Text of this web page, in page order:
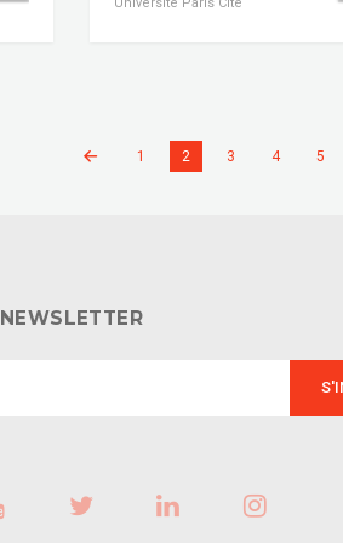
1 2 3 4 5
NEWSLETTER